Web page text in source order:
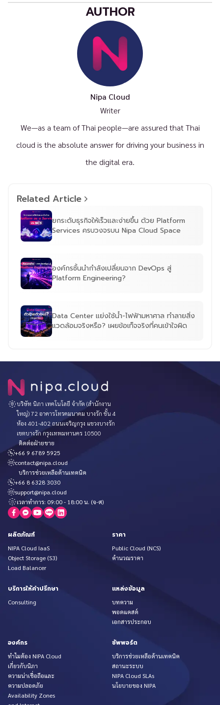
AUTHOR
Nipa Cloud
Writer
We—as a team of Thai people—are assured that Thai
cloud is the absolute answer for driving your business in
the digital era.
Related Article
ยกระดับธุรกิจให้เร็วและง่ายขึ้น ด้วย Platform
Services ครบวงจรบน Nipa Cloud Space
องค์กรชั้นนำกำลังเปลี่ยนจาก DevOps สู่
Platform Engineering?
Data Center แย่งใช้น้ำ-ไฟฟ้ามหาศาล ทำลายสิ่ง
แวดล้อมจริงหรือ? เผยข้อเท็จจริงที่คนเข้าใจผิด
บริษัท นิภา เทคโนโลยี จำกัด (สำนักงาน
ใหญ่) 72 อาคารโทรคมนาคม บางรัก ชั้น 4
ห้อง 401-402 ถนนเจริญกรุง แขวงบางรัก
เขตบางรัก กรุงเทพมหานคร 10500
ติดต่อฝ่ายขาย
+66 9 6789 5925
contact@nipa.cloud
บริการช่วยเหลือด้านเทคนิค
+66 8 6328 3030
support@nipa.cloud
เวลาทำการ: 09:00 - 18:00 น. (จ-ศ)
ผลิตภัณฑ์
NIPA Cloud IaaS
Object Storage (S3)
Load Balancer
ราคา
Public Cloud (NCS)
คำนวณราคา
บริการให้คำปรึกษา
Consulting
แหล่งข้อมูล
บทความ
พอดแคสต์
เอกสารประกอบ
องค์กร
ทำไมต้อง NIPA Cloud
เกี่ยวกับนิภา
ความน่าเชื่อถือและ
ความปลอดภัย
Availability Zones
ซัพพอร์ต
บริการช่วยเหลือด้านเทคนิค
สถานะระบบ
NIPA Cloud SLAs
นโยบายของ NIPA